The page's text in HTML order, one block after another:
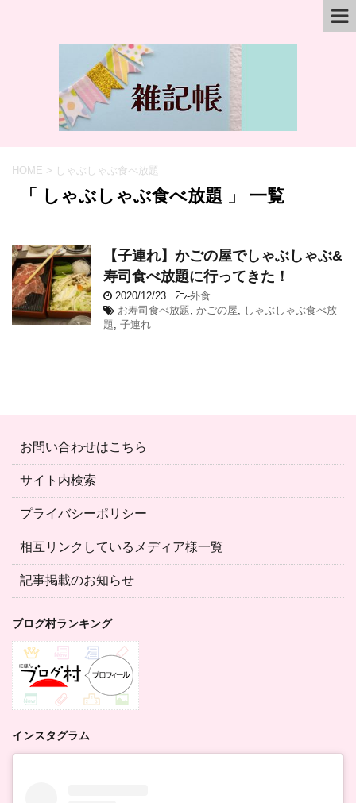
HOME > しゃぶしゃぶ食べ放題
「 しゃぶしゃぶ食べ放題 」 一覧
【子連れ】かごの屋でしゃぶしゃぶ&
寿司食べ放題に行ってきた！
2020/12/23 -外食
お寿司食べ放題, かごの屋, しゃぶしゃぶ食べ放
題, 子連れ
お問い合わせはこちら
サイト内検索
プライバシーポリシー
相互リンクしているメディア様一覧
記事掲載のお知らせ
ブログ村ランキング
インスタグラム